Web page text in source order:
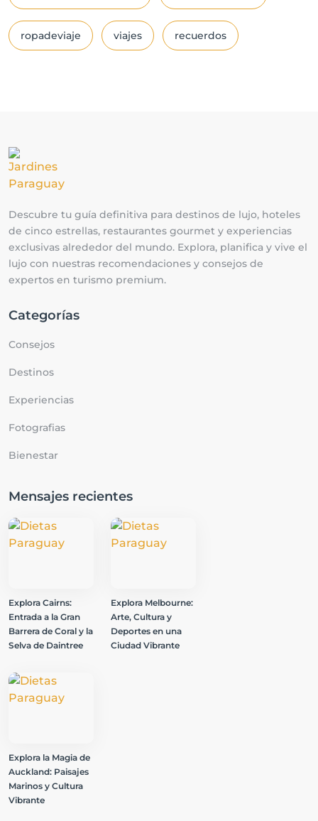
ropadeviaje viajes recuerdos
Descubre tu guía definitiva para destinos de lujo, hoteles
de cinco estrellas, restaurantes gourmet y experiencias
exclusivas alrededor del mundo. Explora, planifica y vive el
lujo con nuestras recomendaciones y consejos de
expertos en turismo premium.
Categorías
Consejos
Destinos
Experiencias
Fotografias
Bienestar
Mensajes recientes
Explora Cairns:
Entrada a la Gran
Barrera de Coral y la
Selva de Daintree
Explora Melbourne:
Arte, Cultura y
Deportes en una
Ciudad Vibrante
Explora la Magia de
Auckland: Paisajes
Marinos y Cultura
Vibrante